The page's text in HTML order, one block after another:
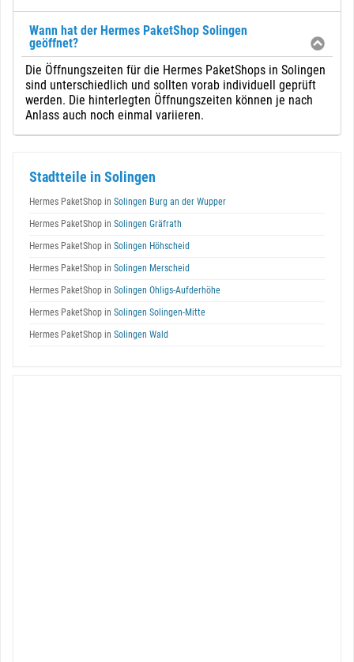
Wann hat der Hermes PaketShop Solingen
geöffnet?
Die Öffnungszeiten für die Hermes PaketShops in Solingen
sind unterschiedlich und sollten vorab individuell geprüft
werden. Die hinterlegten Öffnungszeiten können je nach
Anlass auch noch einmal variieren.
Stadtteile in Solingen
Hermes PaketShop in Solingen Burg an der Wupper
Hermes PaketShop in Solingen Gräfrath
Hermes PaketShop in Solingen Höhscheid
Hermes PaketShop in Solingen Merscheid
Hermes PaketShop in Solingen Ohligs-Aufderhöhe
Hermes PaketShop in Solingen Solingen-Mitte
Hermes PaketShop in Solingen Wald